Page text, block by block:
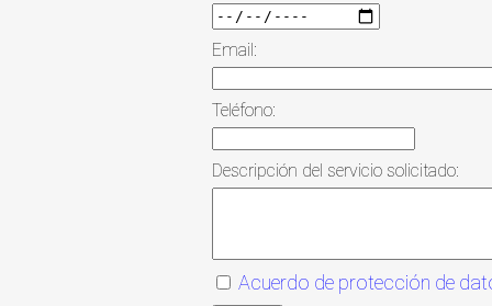
Email:
Teléfono:
Descripción del servicio solicitado:
Acuerdo de protección de